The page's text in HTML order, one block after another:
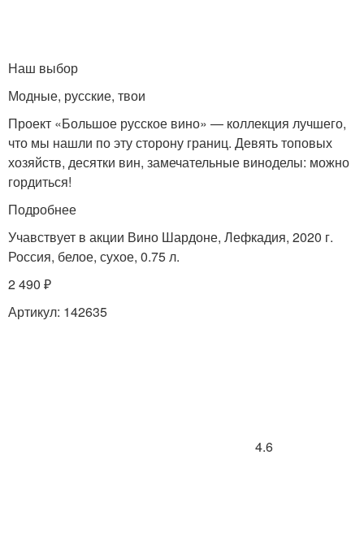
Наш выбор
Модные, русские, твои
Проект «Большое русское вино» — коллекция лучшего,
что мы нашли по эту сторону границ. Девять топовых
хозяйств, десятки вин, замечательные виноделы: можно
гордиться!
Подробнее
Учавствует в акции Вино Шардоне, Лефкадия, 2020 г.
Россия, белое, сухое, 0.75 л.
2 490 ₽
Артикул: 142635
4.6